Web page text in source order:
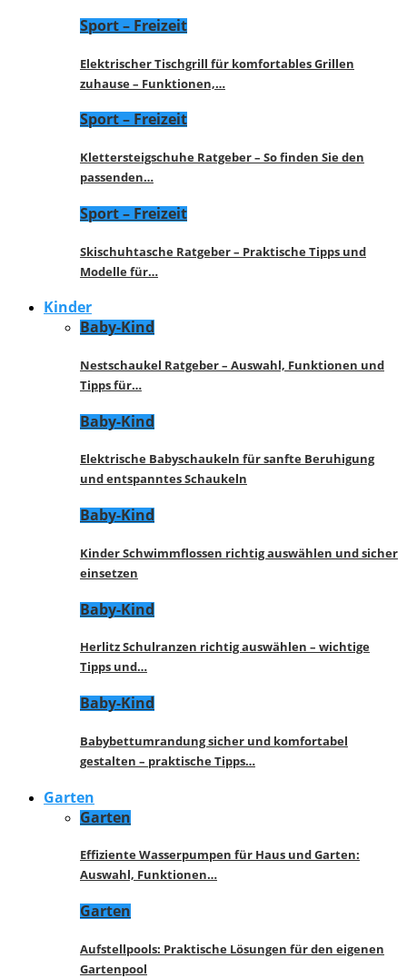
Sport – Freizeit
Elektrischer Tischgrill für komfortables Grillen
zuhause – Funktionen,…
Sport – Freizeit
Klettersteigschuhe Ratgeber – So finden Sie den
passenden…
Sport – Freizeit
Skischuhtasche Ratgeber – Praktische Tipps und
Modelle für…
Kinder
Baby-Kind
Nestschaukel Ratgeber – Auswahl, Funktionen und
Tipps für…
Baby-Kind
Elektrische Babyschaukeln für sanfte Beruhigung
und entspanntes Schaukeln
Baby-Kind
Kinder Schwimmflossen richtig auswählen und sicher
einsetzen
Baby-Kind
Herlitz Schulranzen richtig auswählen – wichtige
Tipps und…
Baby-Kind
Babybettumrandung sicher und komfortabel
gestalten – praktische Tipps…
Garten
Garten
Effiziente Wasserpumpen für Haus und Garten:
Auswahl, Funktionen…
Garten
Aufstellpools: Praktische Lösungen für den eigenen
Gartenpool